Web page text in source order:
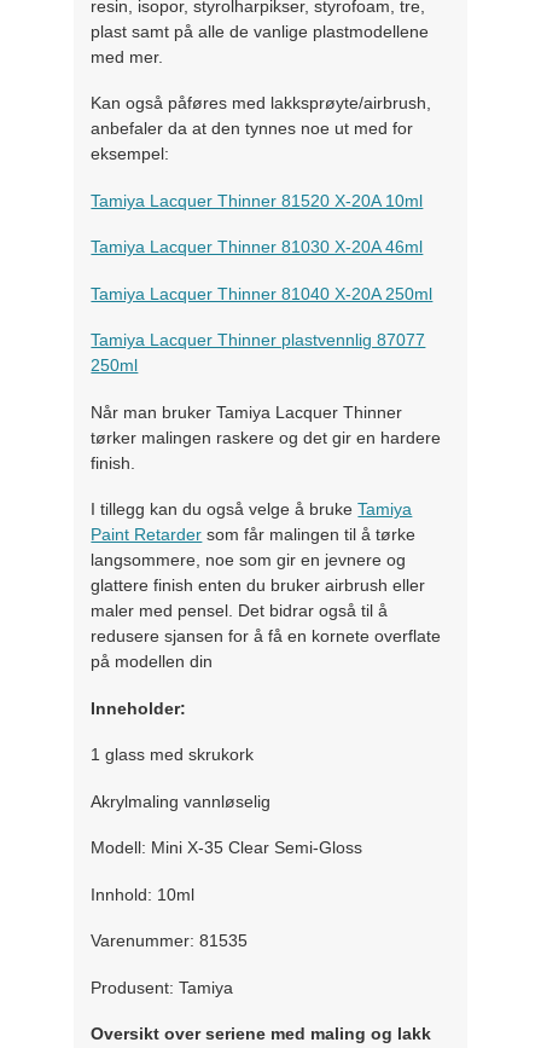
resin, isopor, styrolharpikser, styrofoam, tre,
plast samt på alle de vanlige plastmodellene
med mer.
Kan også påføres med lakksprøyte/airbrush,
anbefaler da at den tynnes noe ut med for
eksempel:
Tamiya Lacquer Thinner 81520 X-20A 10ml
Tamiya Lacquer Thinner 81030 X-20A 46ml
Tamiya Lacquer Thinner 81040 X-20A 250ml
Tamiya Lacquer Thinner plastvennlig 87077
250ml
Når man bruker Tamiya Lacquer Thinner
tørker malingen raskere og det gir en hardere
finish.
I tillegg kan du også velge å brukeTamiya
Paint Retarder som får malingen til å tørke
langsommere, noe som gir en jevnere og
glattere finish enten du bruker airbrush eller
maler med pensel. Det bidrar også til å
redusere sjansen for å få en kornete overflate
på modellen din
Inneholder:
1 glass med skrukork
Akrylmaling vannløselig
Modell: Mini X-35 Clear Semi-Gloss
Innhold: 10ml
Varenummer: 81535
Produsent: Tamiya
Oversikt over seriene med maling og lakk